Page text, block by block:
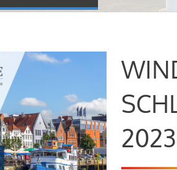
2023